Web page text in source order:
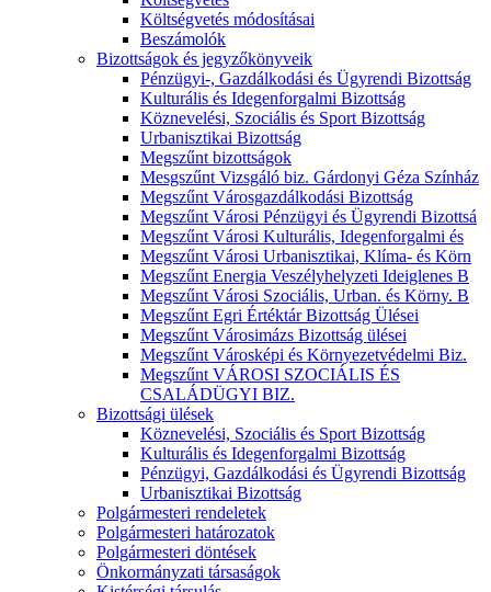
Költségvetés módosításai
Beszámolók
Bizottságok és jegyzőkönyveik
Pénzügyi-, Gazdálkodási és Ügyrendi Bizottság
Kulturális és Idegenforgalmi Bizottság
Köznevelési, Szociális és Sport Bizottság
Urbanisztikai Bizottság
Megszűnt bizottságok
Mesgszűnt Vizsgáló biz. Gárdonyi Géza Színház
Megszűnt Városgazdálkodási Bizottság
Megszűnt Városi Pénzügyi és Ügyrendi Bizottsá
Megszűnt Városi Kulturális, Idegenforgalmi és
Megszűnt Városi Urbanisztikai, Klíma- és Körn
Megszűnt Energia Veszélyhelyzeti Ideiglenes B
Megszűnt Városi Szociális, Urban. és Körny. B
Megszűnt Egri Értéktár Bizottság Ülései
Megszűnt Városimázs Bizottság ülései
Megszűnt Városképi és Környezetvédelmi Biz.
Megszűnt VÁROSI SZOCIÁLIS ÉS
CSALÁDÜGYI BIZ.
Bizottsági ülések
Köznevelési, Szociális és Sport Bizottság
Kulturális és Idegenforgalmi Bizottság
Pénzügyi, Gazdálkodási és Ügyrendi Bizottság
Urbanisztikai Bizottság
Polgármesteri rendeletek
Polgármesteri határozatok
Polgármesteri döntések
Önkormányzati társaságok